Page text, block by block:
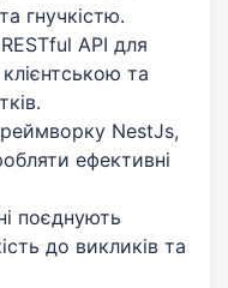
гнучкістю.
API для
та
NestJs,
ефективні
поєднують
до викликів та